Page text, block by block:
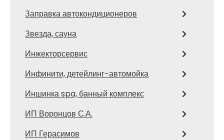
Заправка автокондиционеров
Звезда, сауна
Инжекторсервис
Инфинити, детейлинг-автомойка
Иншинка spa, банный комплекс
ИП Воронцов С.А.
ИП Герасимов